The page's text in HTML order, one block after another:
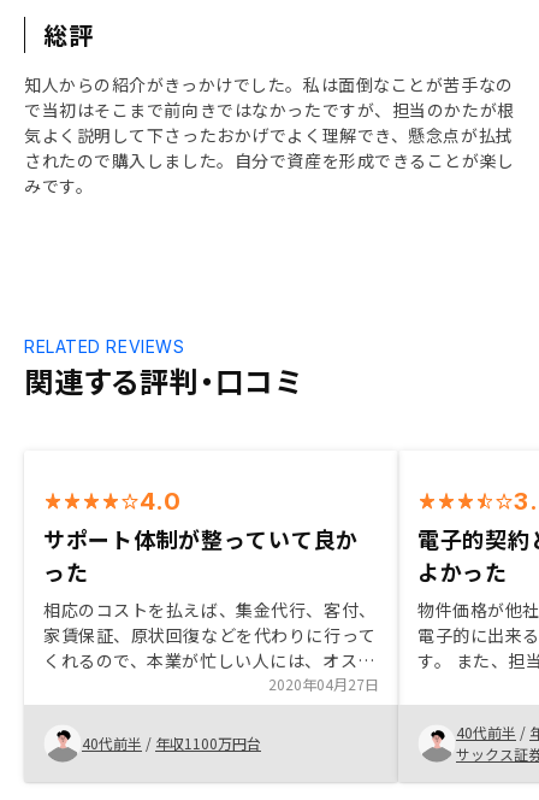
総評
知人からの紹介がきっかけでした。私は面倒なことが苦手なの
で当初はそこまで前向きではなかったですが、担当のかたが根
気よく説明して下さったおかげでよく理解でき、懸念点が払拭
されたので購入しました。自分で資産を形成できることが楽し
みです。
関連する評判・口コミ
RELATED REVIEWS
4.0
サポート体制が整っていて良か
った
相応のコストを払えば、集金代行、客付、
家賃保証、原状回復などを代わりに行って
くれるので、本業が忙しい人には、オスス
メできます。また不動産の業界において革
新的な取り組みを導入しようとしているの
で、先端のビジネスモデルを学べるのでは
ないかと思います。アプリの使い勝手。一
覧で保有物件を見れて管理できるのは良い
2020年04月27日
40代前半 / 年収1100万円台
電子的契約
よかった
物件価格が他
電子的に出来
す。 また、担
西で不動産運
ば、契約途中
べきだと感じ
の取得につい
40代前半 /
サックス証